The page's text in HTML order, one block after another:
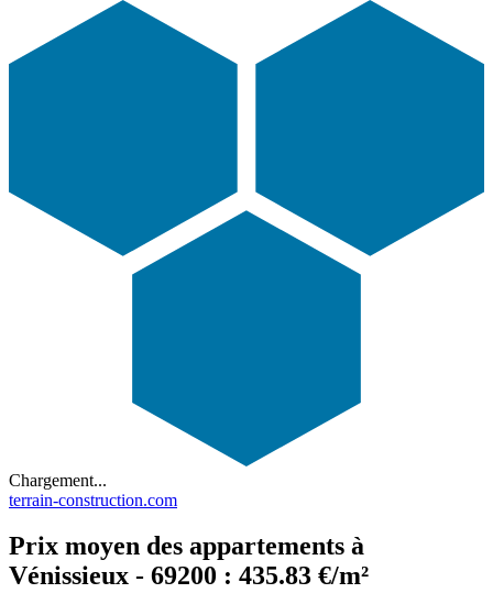
Chargement...
terrain-construction.com
Prix moyen des appartements à
Vénissieux - 69200 : 435.83 €/m²